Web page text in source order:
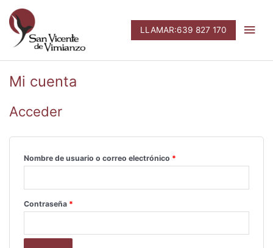
contenido
LLAMAR:639 827 170
Mi cuenta
Acceder
Nombre de usuario o correo electrónico *
Contraseña *